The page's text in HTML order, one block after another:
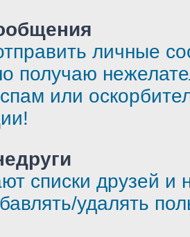
личные
получаю
или
списки друзей и
удалять